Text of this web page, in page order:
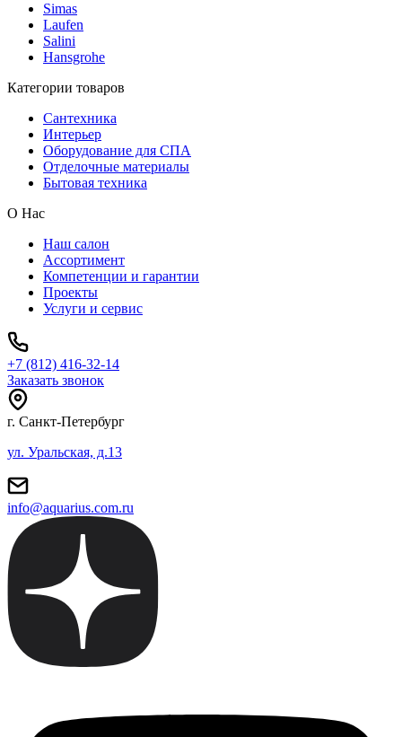
Simas
Laufen
Salini
Hansgrohe
Категории товаров
Сантехника
Интерьер
Оборудование для СПА
Отделочные материалы
Бытовая техника
О Нас
Наш салон
Ассортимент
Компетенции и гарантии
Проекты
Услуги и сервис
+7 (812) 416-32-14
Заказать звонок
г. Санкт-Петербург
ул. Уральская, д.13
info@aquarius.com.ru